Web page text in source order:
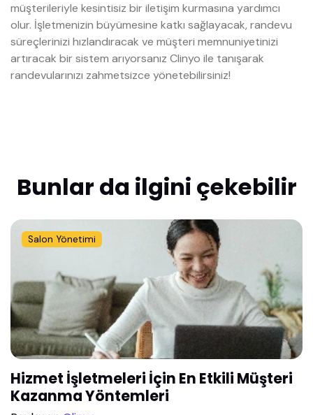
müşterileriyle kesintisiz bir iletişim kurmasına yardımcı
olur. İşletmenizin büyümesine katkı sağlayacak, randevu
süreçlerinizi hızlandıracak ve müşteri memnuniyetinizi
artıracak bir sistem arıyorsanız Clinyo ile tanışarak
randevularınızı zahmetsizce yönetebilirsiniz!
Bunlar da ilgini çekebilir
Salon Yönetimi
Hizmet İşletmeleri İçin En Etkili Müşteri
Kazanma Yöntemleri